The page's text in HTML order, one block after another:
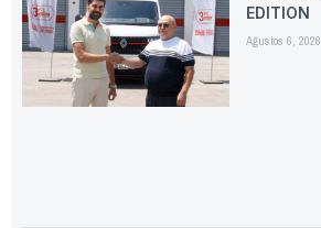
EDITION
Ağustos 6, 2026